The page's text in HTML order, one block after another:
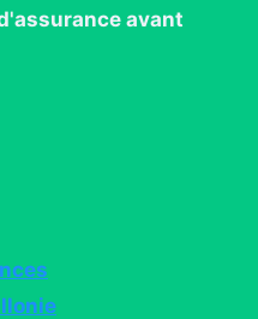
avant